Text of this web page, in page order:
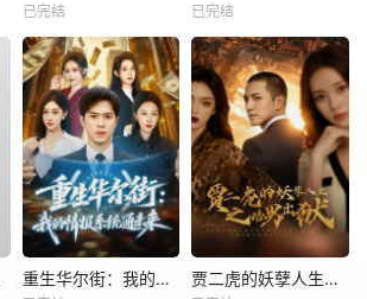
已完结 已完结
重生华尔街：我的情报系统通未来 贾二虎的妖孽人生之皓男出狱